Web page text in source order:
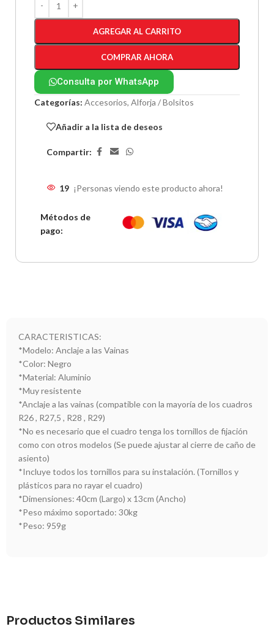
AGREGAR AL CARRITO
COMPRAR AHORA
Consulta por WhatsApp
Categorías: Accesorios, Alforja / Bolsitos
Añadir a la lista de deseos
Compartir:
19 ¡Personas viendo este producto ahora!
Métodos de
pago:
CARACTERISTICAS:
*Modelo: Anclaje a las Vainas
*Color: Negro
*Material: Aluminio
*Muy resistente
*Anclaje a las vainas (compatible con la mayoría de los cuadros
R26 , R27,5 , R28 , R29)
*No es necesario que el cuadro tenga los tornillos de fijación
como con otros modelos (Se puede ajustar al cierre de caño de
asiento)
*Incluye todos los tornillos para su instalación. (Tornillos y
plásticos para no rayar el cuadro)
*Dimensiones: 40cm (Largo) x 13cm (Ancho)
*Peso máximo soportado: 30kg
*Peso: 959g
Productos Similares